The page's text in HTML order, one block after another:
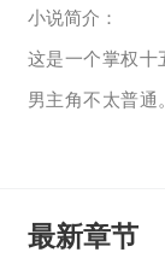
小说简介：
这是一个掌权十
男主角不太普通
一个火红的年
尽的人间黑暗
最新章节